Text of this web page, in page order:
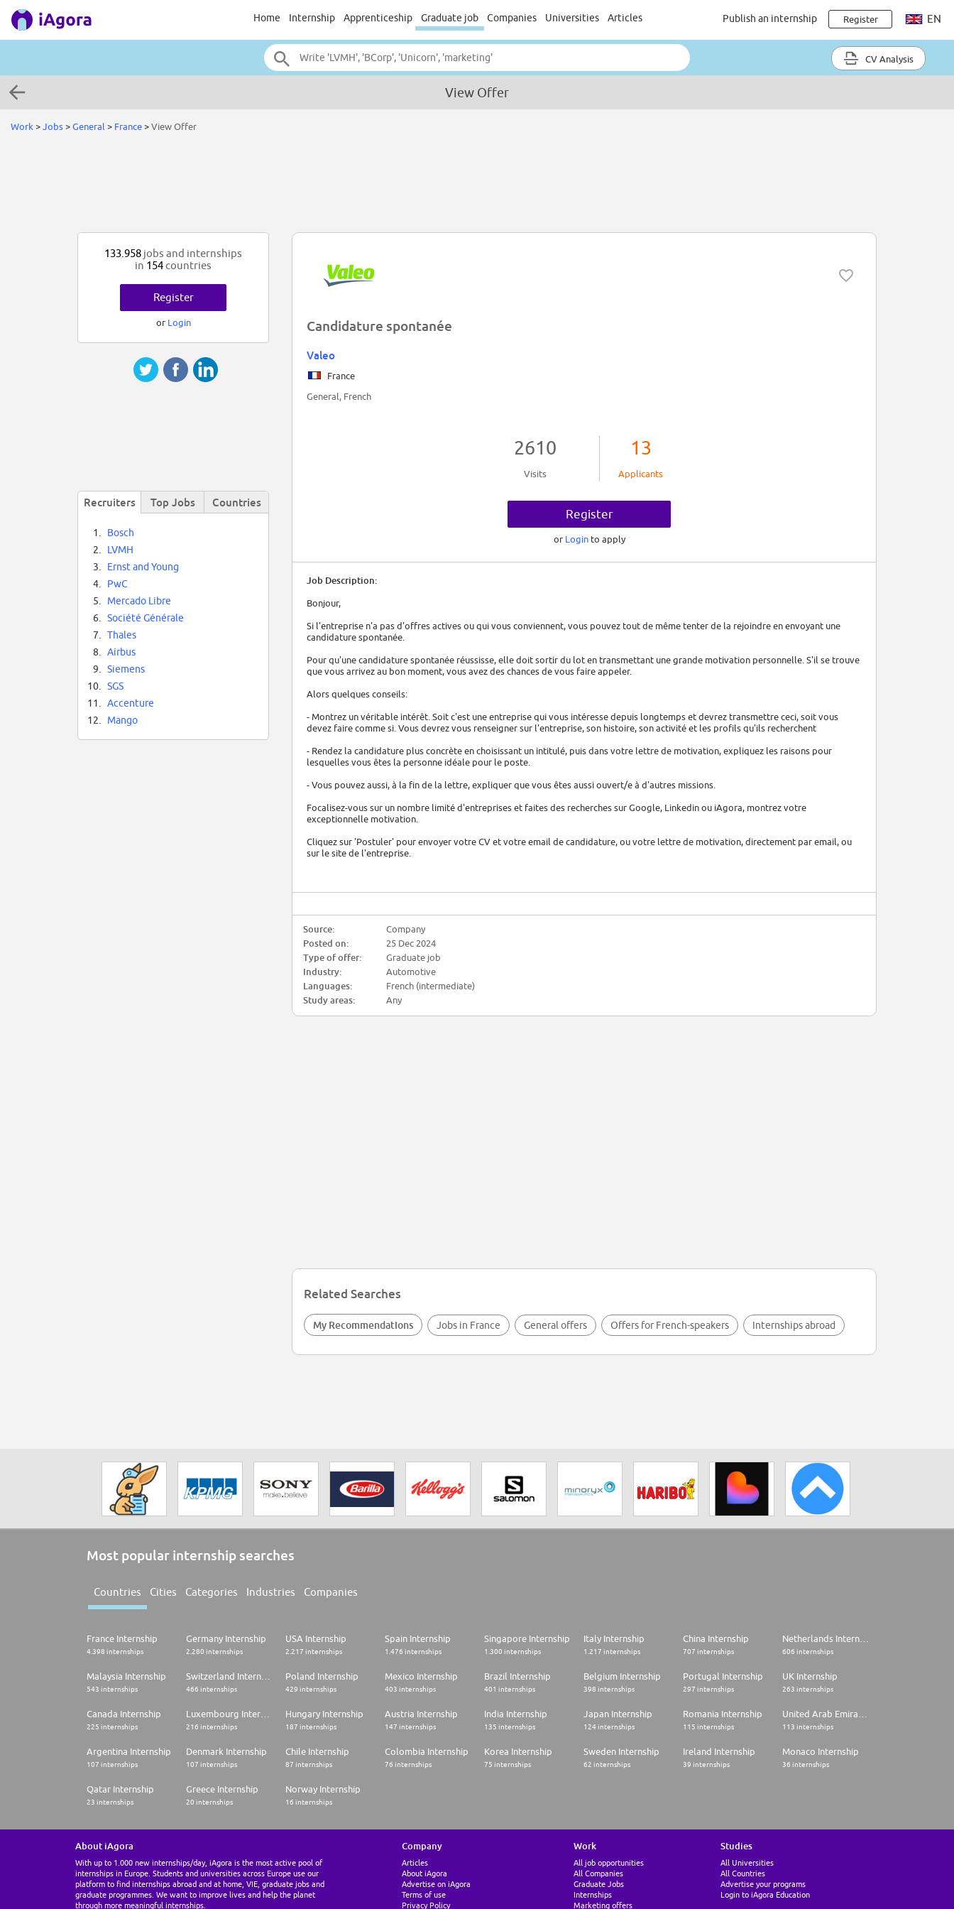
Home Internship Apprenticeship Graduate job Companies Universities Articles Publish an internship Register EN
CV Analysis
View Offer
Work >Jobs>General > France>View Offer
Candidature spontanée
Valeo
France
General, French
2610
Visits
13
Applicants
Register
or Login to apply
Job Description:
Bonjour,
Si l'entreprise n'a pas d'offres actives ou qui vous conviennent, vous pouvez tout de même tenter de la rejoindre en envoyant une
candidature spontanée.
Pour qu'une candidature spontanée réussisse, elle doit sortir du lot en transmettant une grande motivation personnelle. S'il se trouve
que vous arrivez au bon moment, vous avez des chances de vous faire appeler.
Alors quelques conseils:
- Montrez un véritable intérêt. Soit c'est une entreprise qui vous intéresse depuis longtemps et devrez transmettre ceci, soit vous
devez faire comme si. Vous devrez vous renseigner sur l'entreprise, son histoire, son activité et les profils qu'ils recherchent
- Rendez la candidature plus concrète en choisissant un intitulé, puis dans votre lettre de motivation, expliquez les raisons pour
lesquelles vous êtes la personne idéale pour le poste.
- Vous pouvez aussi, à la fin de la lettre, expliquer que vous êtes aussi ouvert/e à d'autres missions.
Focalisez-vous sur un nombre limité d'entreprises et faites des recherches sur Google, Linkedin ou iAgora, montrez votre
exceptionnelle motivation.
Cliquez sur 'Postuler' pour envoyer votre CV et votre email de candidature, ou votre lettre de motivation, directement par email, ou
sur le site de l'entreprise.
Source:
Company
Posted on:
25 Dec 2024
Type of offer:
Graduate job
Industry:
Automotive
Languages:
French (intermediate)
Study areas:
Any
Related Searches
My Recommendations Jobs in France General offers Offers for French-speakers Internships abroad
133.958 jobs and internships
in 154countries
Register
or Login
Recruiters Top Jobs Countries
1.
Bosch
2.
LVMH
3.
Ernst and Young
4.
PwC
5.
Mercado Libre
6.
Société Générale
7.
Thales
8.
Airbus
9.
Siemens
10.
SGS
11.
Accenture
12.
Mango
Most popular internship searches
Countries Cities Categories Industries Companies
France Internship
4.398 internships
Germany Internship
2.280 internships
USA Internship
2.217 internships
Spain Internship
1.476 internships
Singapore Internship
1.300 internships
Italy Internship
1.217 internships
China Internship
707 internships 606 internships
Malaysia Internship
543 internships 466 internships
Poland Internship
429 internships
Mexico Internship
403 internships
Brazil Internship
401 internships
Belgium Internship
398 internships
Portugal Internship
297 internships
UK Internship
263 internships
Canada Internship
225 internships 216 internships
Hungary Internship
187 internships
Austria Internship
147 internships
India Internship
135 internships
Japan Internship
124 internships
Romania Internship
115 internships 113 internships
Argentina Internship
107 internships
Denmark Internship
107 internships
Chile Internship
87 internships
Colombia Internship
76 internships
Korea Internship
75 internships
Sweden Internship
62 internships
Ireland Internship
39 internships
Monaco Internship
36 internships
Qatar Internship
23 internships
Greece Internship
20 internships
Norway Internship
16 internships
About iAgora
With up to 1.000 new internships/day, iAgora is the most active pool of
internships in Europe. Students and universities across Europe use our
platform to find internships abroad and at home, VIE, graduate jobs and
graduate programmes. We want to improve lives and help the planet
through more meaningful internships.
Company
Articles
About iAgora
Advertise on iAgora
Terms of use
Privacy Policy
Work
All job opportunities
All Companies
Graduate Jobs
Internships
Marketing offers
Studies
All Universities
All Countries
Advertise your programs
Login to iAgora Education